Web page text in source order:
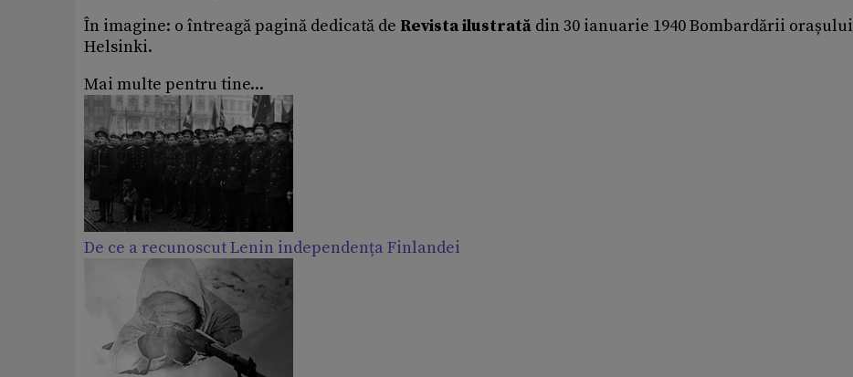
În imagine: o întreagă pagină dedicată de Revista ilustrată din 30 ianuarie 1940 Bombardării orașului
Helsinki.
Mai multe pentru tine...
De ce a recunoscut Lenin independența Finlandei